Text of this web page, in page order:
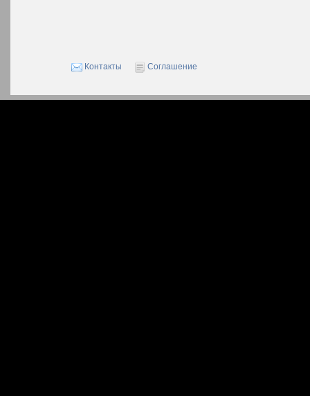
Контакты Соглашение